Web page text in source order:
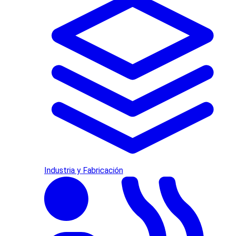
Industria y Fabricación